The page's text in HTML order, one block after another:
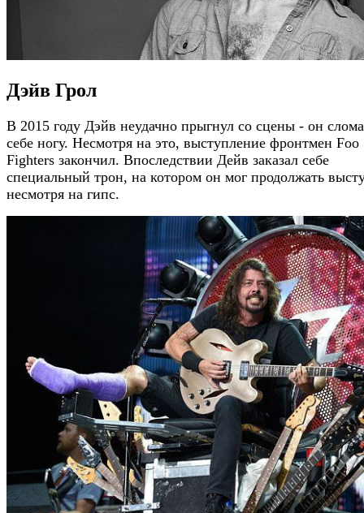
Дэйв Грол
В 2015 году Дэйв неудачно прыгнул со сцены - он
себе ногу. Несмотря на это, выступление фронтмен Foo
Fighters закончил. Впоследствии Дейв заказал себе
специальный трон, на котором он мог продолжать
несмотря на гипс.